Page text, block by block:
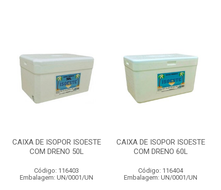
CAIXA DE ISOPOR ISOESTE
COM DRENO 50L
Código: 116403
Embalagem: UN/0001/UN
CAIXA DE ISOPOR ISOESTE
COM DRENO 60L
Código: 116404
Embalagem: UN/0001/UN